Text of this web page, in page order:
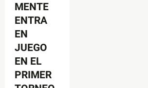
MENTE
ENTRA
EN
JUEGO
EN EL
PRIMER